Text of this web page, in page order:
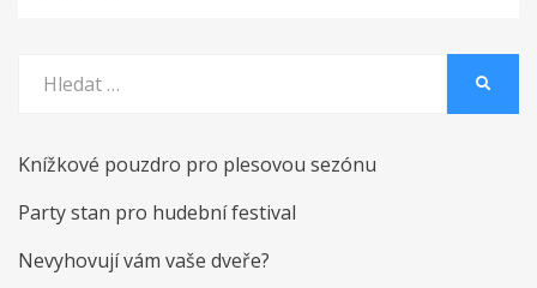
Knížkové pouzdro pro plesovou sezónu
Party stan pro hudební festival
Nevyhovují vám vaše dveře?